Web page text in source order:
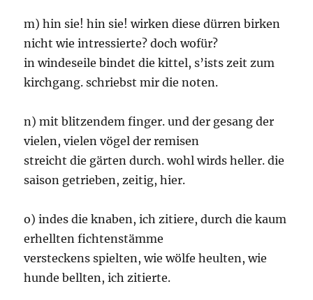
m) hin sie! hin sie! wirken diese dürren birken
nicht wie intressierte? doch wofür?
in windeseile bindet die kittel, s’ists zeit zum
kirchgang. schriebst mir die noten.
n) mit blitzendem finger. und der gesang der
vielen, vielen vögel der remisen
streicht die gärten durch. wohl wirds heller. die
saison getrieben, zeitig, hier.
o) indes die knaben, ich zitiere, durch die kaum
erhellten fichtenstämme
versteckens spielten, wie wölfe heulten, wie
hunde bellten, ich zitierte.